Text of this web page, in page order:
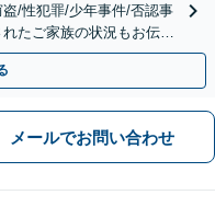
/性犯罪/少年事件/否認事
たご家族の状況もお伝え
応可】
メールでお問い合わせ